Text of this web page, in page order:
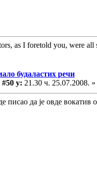
as I foretold you, were
будаластих речи
у: 21.30 ч. 25.07.2008. »
писао да је овде вокатив